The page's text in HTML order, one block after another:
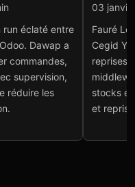
Wix
run éclaté entre
Dawap a
commandes,
supervision,
réduire les
et
03
Fauré
Cegid
reprises
stocks
et